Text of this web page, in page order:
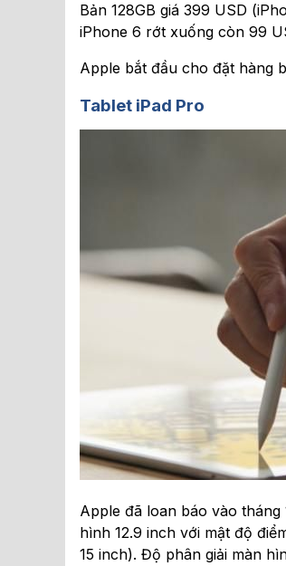
Bản 128GB giá 399 USD
iPhone 6 rớt xuống còn 99
Apple bắt đầu cho đặt hàng
Tablet iPad Pro
Apple đã loan báo vào
hình 12.9 inch với mật độ
15 inch). Độ phân giải màn